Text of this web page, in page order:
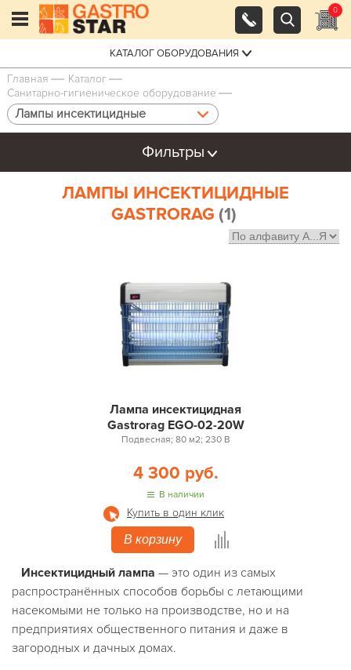
0
КАТАЛОГ ОБОРУДОВАНИЯ
Главная
Каталог
Санитарно-гигиеническое оборудование
Лампы инсектицидные
Фильтры
ЛАМПЫ ИНСЕКТИЦИДНЫЕ
GASTRORAG (1)
Лампа инсектицидная
Gastrorag EGO-02-20W
Подвесная; 80 м2; 230 В
4 300 руб.
В наличии
Купить в один клик
В корзину
Инсектицидный лампа — это один из самых
распространённых способов борьбы с летающими
насекомыми не только на производстве, но и на
предприятиях общественного питания и даже в
загородных и дачных домах.